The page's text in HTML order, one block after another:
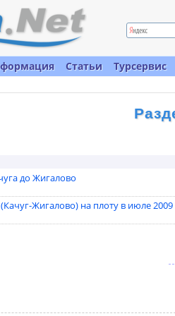
Статьи Турсервис
до Жигалово
Жигалово) на плоту в июле 2009